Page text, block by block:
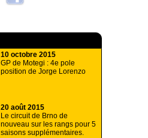
10 octobre 2015
GP de Motegi : 4e pole
position de Jorge Lorenzo
20 août 2015
Le circuit de Brno de
nouveau sur les rangs pour 5
saisons supplémentaires.